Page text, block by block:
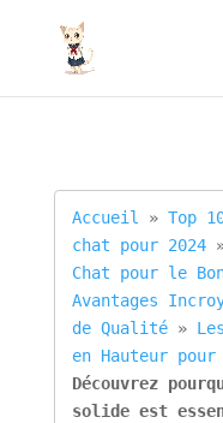
Accueil » Top
chat pour 2024
Chat pour le
Avantages
de Qualité »
en Hauteur
Découvrez
solide est